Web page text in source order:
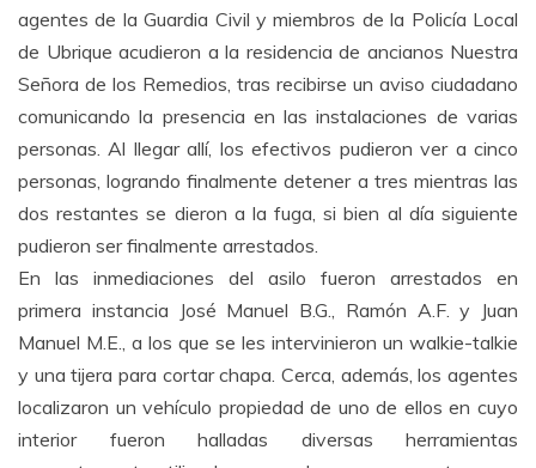
agentes de la Guardia Civil y miembros de la Policía Local
de Ubrique acudieron a la residencia de ancianos Nuestra
Señora de los Remedios, tras recibirse un aviso ciudadano
comunicando la presencia en las instalaciones de varias
personas. Al llegar allí, los efectivos pudieron ver a cinco
personas, logrando finalmente detener a tres mientras las
dos restantes se dieron a la fuga, si bien al día siguiente
pudieron ser finalmente arrestados.
En las inmediaciones del asilo fueron arrestados en
primera instancia José Manuel B.G., Ramón A.F. y Juan
Manuel M.E., a los que se les intervinieron un walkie-talkie
y una tijera para cortar chapa. Cerca, además, los agentes
localizaron un vehículo propiedad de uno de ellos en cuyo
interior fueron halladas diversas herramientas